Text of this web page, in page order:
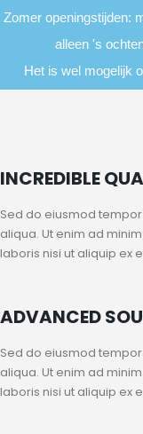
Zomer openingstijden:
alleen 's
Het is wel mogelijk
INCREDIBLE
Sed do eiusmod
aliqua. Ut enim ad
laboris nisi ut aliquip ex
ADVANCED
Sed do eiusmod
aliqua. Ut enim ad
laboris nisi ut aliquip ex